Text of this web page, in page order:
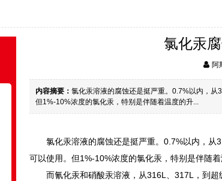
氯化汞
内容摘要：氯化汞溶液的腐蚀还是挺严重。0.7%以内，
但1%-10%浓度的氯化汞，特别是伴随着温度的升...
氯化汞溶液的腐蚀还是挺严重。0.7%以内，从
可以使用。但1%-10%浓度的氯化汞，特别是伴随
而氰化汞和硝酸汞溶液，从316L、317L，到